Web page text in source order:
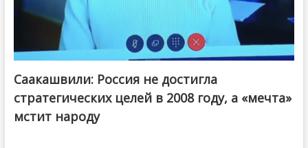
Саакашвили: Россия не достигла
стратегических целей в 2008 году, а «мечта»
мстит народу